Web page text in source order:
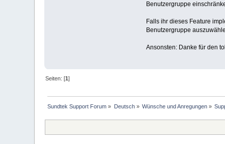
Benutzergruppe
Falls ihr dieses Feature
Benutzergruppe
Ansonsten: Danke für den
Seiten: [1]
Sundtek Support Forum » Deutsch» Wünsche und Anregungen »